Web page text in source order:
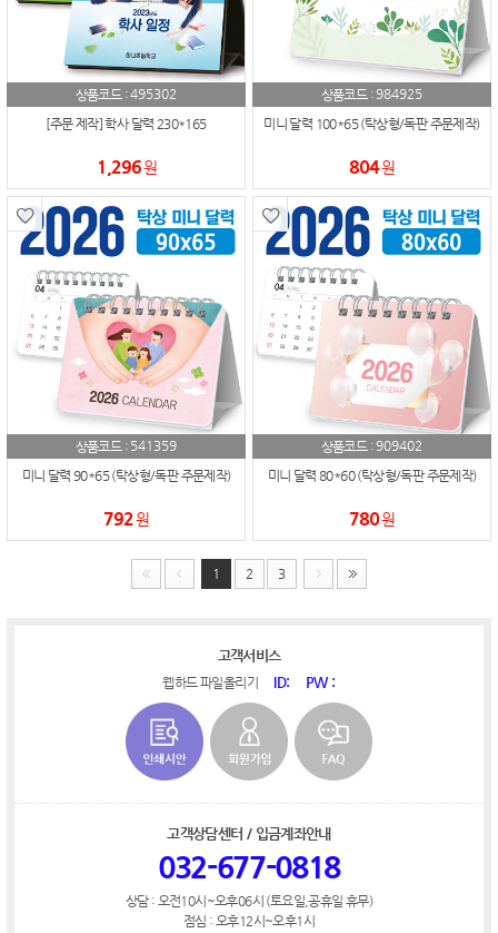
상품코드 :495302
[주문 제작] 학사 달력 230*165
1,296원
상품코드 :984925
미니 달력 100*65 (탁상형/독판 주문제작)
804원
상품코드 : 541359
미니 달력 90*65 (탁상형/독판 주문제작)
792원
상품코드 :909402
미니 달력 80*60 (탁상형/독판 주문제작)
780원
1 2 3
고객서비스
웹하드 파일올리기 ID: PW :
고객상담센터 / 입금계좌안내
032-677-0818
상담 : 오전10시~오후06시 (토요일,공휴일 휴무)
점심 : 오후12시~오후1시